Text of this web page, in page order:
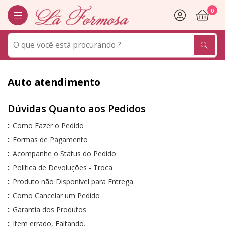
0
Auto atendimento
Dúvidas Quanto aos Pedidos
:: Como Fazer o Pedido
:: Formas de Pagamento
:: Acompanhe o Status do Pedido
:: Política de Devoluções - Troca
:: Produto não Disponível para Entrega
:: Como Cancelar um Pedido
:: Garantia dos Produtos
:: Item errado, Faltando.